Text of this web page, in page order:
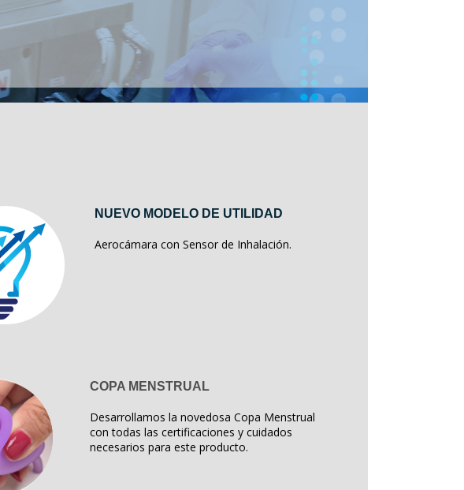
NUEVO MODELO DE UTILIDAD
Aerocámara con Sensor de Inhalación.
COPA MENSTRUAL
Desarrollamos la novedosa Copa Menstrual
con todas las certificaciones y cuidados
necesarios para este producto.